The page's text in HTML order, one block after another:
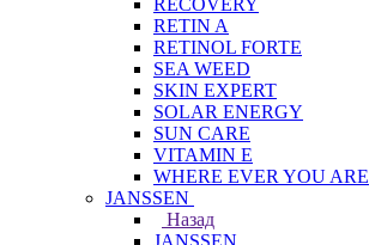
RECOVERY
RETIN A
RETINOL FORTE
SEA WEED
SKIN EXPERT
SOLAR ENERGY
SUN CARE
VITAMIN E
WHERE EVER YOU ARE
JANSSEN
Назад
JANSSEN